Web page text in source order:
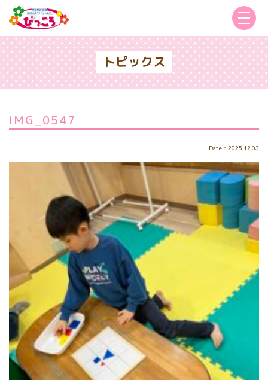
トピックス
IMG_0547
Date：2025.12.03